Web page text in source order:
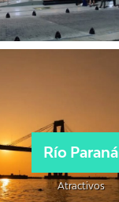
Río Paraná
Atractivos